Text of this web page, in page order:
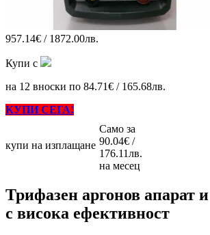
957.14€ / 1872.00лв.
Купи с
на 12 вноски по 84.71€ / 165.68лв.
КУПИ СЕГА!
купи на изплащане
Само за
90.04€ /
176.11лв.
на месец
Трифазен аргонов апарат
с висока ефективност